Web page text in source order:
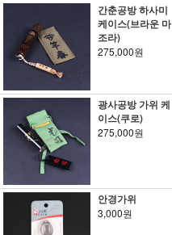
간춘공방 하사미
케이스(브라운 마
조라)
275,000원
광사공방 가위 케
이스(쿠로)
275,000원
안경가위
3,000원